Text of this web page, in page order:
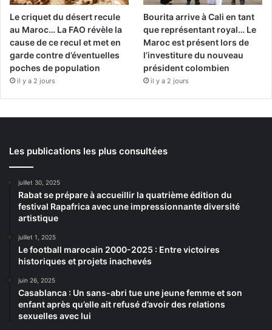
Le criquet du désert recule
au Maroc… La FAO révèle la
cause de ce recul et met en
garde contre d’éventuelles
poches de population
il y a 2 jours
Bourita arrive à Cali en tant
que représentant royal… Le
Maroc est présent lors de
l’investiture du nouveau
président colombien
il y a 2 jours
Les publications les plus consultées
juillet 30, 2025
Rabat se prépare à accueillir la quatrième édition du
festival Rapafrica avec une impressionnante diversité
artistique
juillet 1, 2025
Le football marocain 2000-2025 : Entre victoires
historiques et projets inachevés
juin 26, 2025
Casablanca : Un sans-abri tue une jeune femme et son
enfant après qu’elle ait refusé d’avoir des relations
sexuelles avec lui